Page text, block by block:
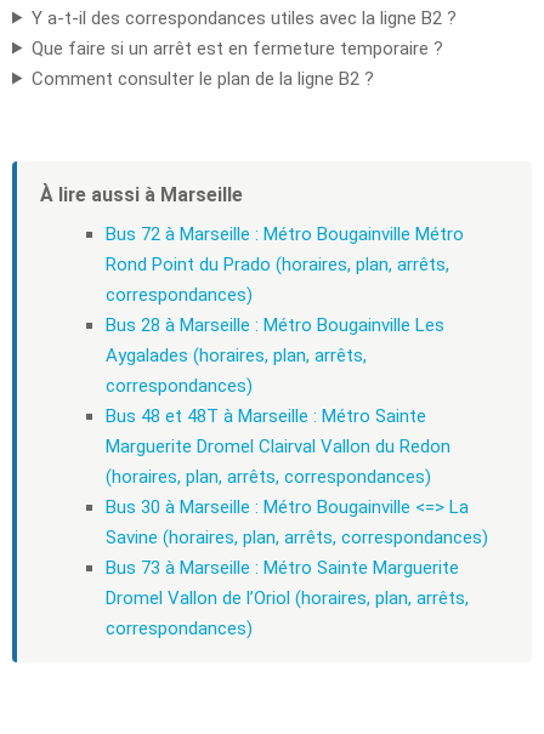
Y a-t-il des correspondances utiles avec la ligne B2 ?
Que faire si un arrêt est en fermeture temporaire ?
Comment consulter le plan de la ligne B2 ?
À lire aussi à Marseille
Bus 72 à Marseille : Métro Bougainville Métro
Rond Point du Prado (horaires, plan, arrêts,
correspondances)
Bus 28 à Marseille : Métro Bougainville Les
Aygalades (horaires, plan, arrêts,
correspondances)
Bus 48 et 48T à Marseille : Métro Sainte
Marguerite Dromel Clairval Vallon du Redon
(horaires, plan, arrêts, correspondances)
Bus 30 à Marseille : Métro Bougainville <=> La
Savine (horaires, plan, arrêts, correspondances)
Bus 73 à Marseille : Métro Sainte Marguerite
Dromel Vallon de l’Oriol (horaires, plan, arrêts,
correspondances)